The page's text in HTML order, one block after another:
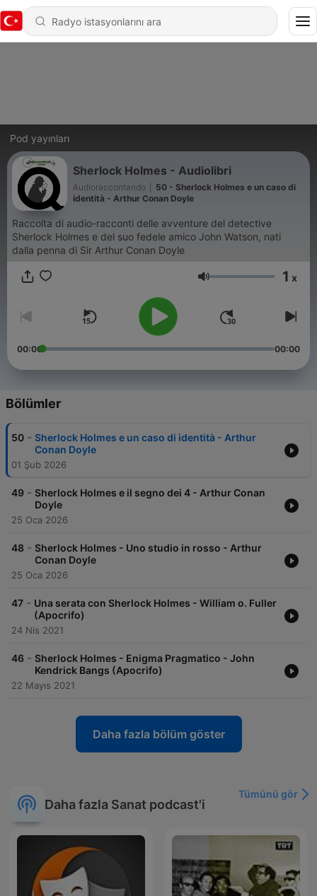
Pod yayınları
Sherlock Holmes - Audiolibri
Audioraccontando
50 - Sherlock Holmes e un caso di
identità - Arthur Conan Doyle
Raccolta di audio-racconti delle avventure del detective
Sherlock Holmes e del suo fedele amico John Watson, nati
dalla penna di Sir Arthur Conan Doyle
Ses 1 x
00:00 00:00
Bölümler
50 - Sherlock Holmes e un caso di identità - Arthur
Conan Doyle
01 Şub 2026
49 - Sherlock Holmes e il segno dei 4 - Arthur Conan
Doyle
25 Oca 2026
48 - Sherlock Holmes - Uno studio in rosso - Arthur
Conan Doyle
25 Oca 2026
47 - Una serata con Sherlock Holmes - William o. Fuller
(Apocrifo)
24 Nis 2021
46 - Sherlock Holmes - Enigma Pragmatico - John
Kendrick Bangs (Apocrifo)
22 Mayıs 2021
Daha fazla bölüm göster
Daha fazla Sanat podcast'i
Tümünü gör